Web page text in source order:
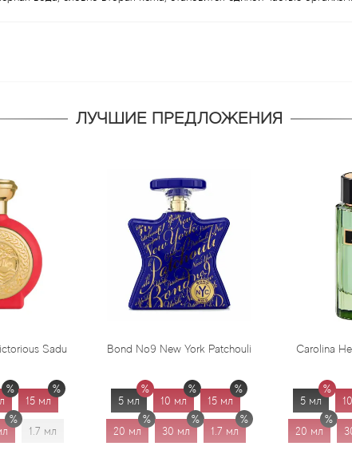
ЛУЧШИЕ ПРЕДЛОЖЕНИЯ
No9 New York Patchouli
мл 10 мл
мл 30 мл
Carolina Herrera Virgin Mint
5 мл 10 мл
20 мл 30 мл